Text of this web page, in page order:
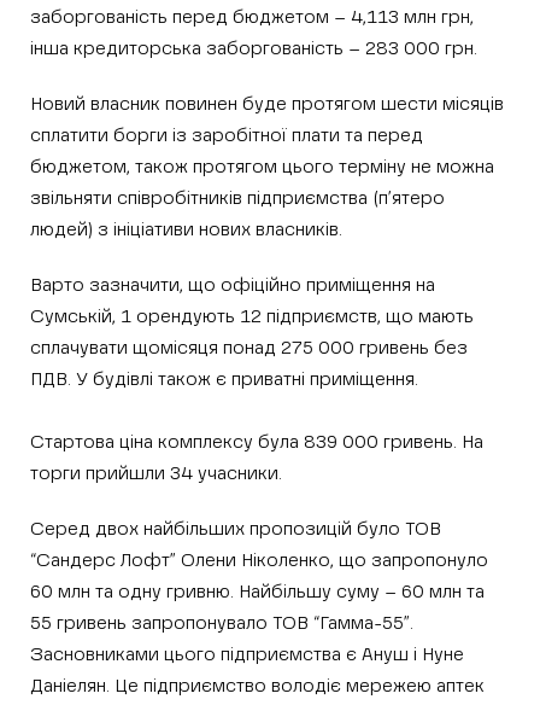
заборгованість перед бюджетом – 4,113 млн грн,
інша кредиторська заборгованість – 283 000 грн.
Новий власник повинен буде протягом шести місяців
сплатити борги із заробітної плати та перед
бюджетом, також протягом цього терміну не можна
звільняти співробітників підприємства (п’ятеро
людей) з ініціативи нових власників.
Варто зазначити, що офіційно приміщення на
Сумській, 1 орендують 12 підприємств, що мають
сплачувати щомісяця понад 275 000 гривень без
ПДВ. У будівлі також є приватні приміщення.
Стартова ціна комплексу була 839 000 гривень. На
торги прийшли 34 учасники.
Серед двох найбільших пропозицій було ТОВ
“Сандерс Лофт” Олени Ніколенко, що запропонуло
60 млн та одну гривню. Найбільшу суму – 60 млн та
55 гривень запропонувало ТОВ “Гамма-55”.
Засновниками цього підприємства є Ануш і Нуне
Даніелян. Це підприємство володіє мережею аптек